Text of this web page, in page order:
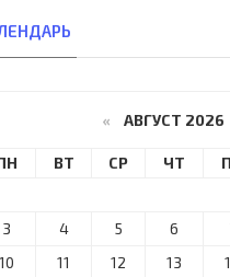
« АВГУСТ
ВТ СР ЧТ
3
4 5 6
10
11 12 13